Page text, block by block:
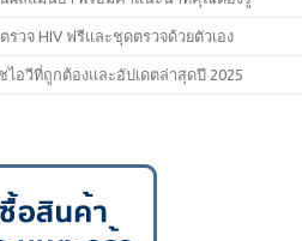
รวจ HIV ฟรีและชุดตรวจด้วยตัวเอง
ไอวีที่ถูกต้องและอัปเดตล่าสุดปี 2025